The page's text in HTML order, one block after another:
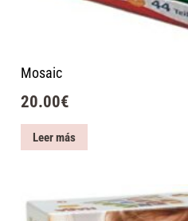
Mosaic
20.00€
Leer más